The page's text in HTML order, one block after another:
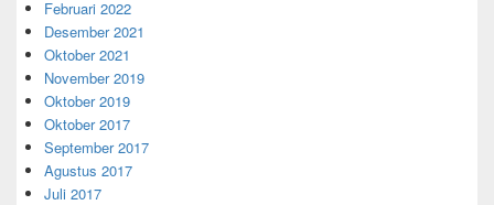
Februari 2022
Desember 2021
Oktober 2021
November 2019
Oktober 2019
Oktober 2017
September 2017
Agustus 2017
Juli 2017